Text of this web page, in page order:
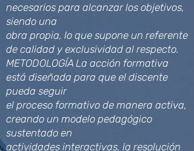
necesarios para alcanzar los objetivos,
siendo una
obra propia, lo que supone un referente
de calidad y exclusividad al respecto.
METODOLOGÍA La acción formativa
está diseñada para que el discente
pueda seguir
el proceso formativo de manera activa,
creando un modelo pedagógico
sustentado en
actividades interactivas, la resolución